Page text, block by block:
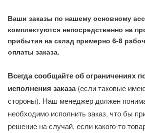
Ваши заказы по нашему основному
комплектуются непосредственно на
прибытия на склад примерно 6-8
оплаты заказа.
Всегда сообщайте об ограничениях
исполнения заказа(если таковые
стороны). Наш менеджер должен
необходимо исполнить заказ, что бы
решение на случай, если какого-то